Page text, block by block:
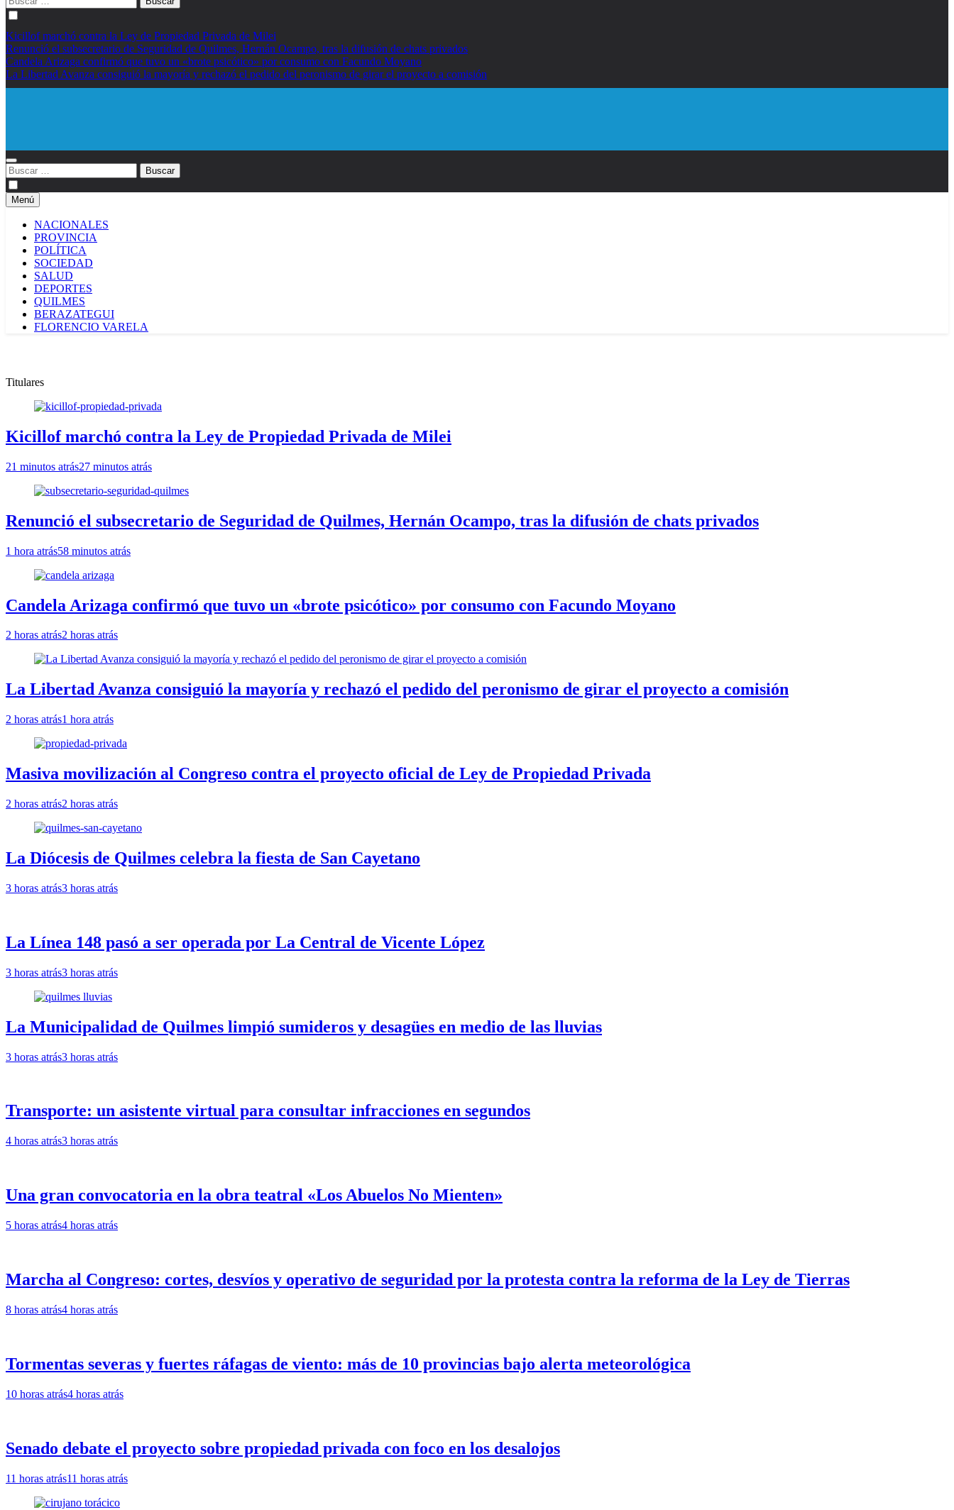
Kicillof marchó contra la Ley de Propiedad Privada de Milei
Renunció el subsecretario de Seguridad de Quilmes, Hernán Ocampo, tras la difusión de chats privados
Candela Arizaga confirmó que tuvo un «brote psicótico» por consumo con Facundo Moyano
La Libertad Avanza consiguió la mayoría y rechazó el pedido del peronismo de girar el proyecto a comisión
Buscar:
Menú
NACIONALES
PROVINCIA
POLÍTICA
SOCIEDAD
SALUD
DEPORTES
QUILMES
BERAZATEGUI
FLORENCIO VARELA
Titulares
Kicillof marchó contra la Ley de Propiedad Privada de Milei
21 minutos atrás27 minutos atrás
Renunció el subsecretario de Seguridad de Quilmes, Hernán Ocampo, tras la difusión de chats privados
1 hora atrás58 minutos atrás
Candela Arizaga confirmó que tuvo un «brote psicótico» por consumo con Facundo Moyano
2 horas atrás2 horas atrás
La Libertad Avanza consiguió la mayoría y rechazó el pedido del peronismo de girar el proyecto a comisión
2 horas atrás1 hora atrás
Masiva movilización al Congreso contra el proyecto oficial de Ley de Propiedad Privada
2 horas atrás2 horas atrás
La Diócesis de Quilmes celebra la fiesta de San Cayetano
3 horas atrás3 horas atrás
La Línea 148 pasó a ser operada por La Central de Vicente López
3 horas atrás3 horas atrás
La Municipalidad de Quilmes limpió sumideros y desagües en medio de las lluvias
3 horas atrás3 horas atrás
Transporte: un asistente virtual para consultar infracciones en segundos
4 horas atrás3 horas atrás
Una gran convocatoria en la obra teatral «Los Abuelos No Mienten»
5 horas atrás4 horas atrás
Marcha al Congreso: cortes, desvíos y operativo de seguridad por la protesta contra la reforma de la Ley de Tierras
8 horas atrás4 horas atrás
Tormentas severas y fuertes ráfagas de viento: más de 10 provincias bajo alerta meteorológica
10 horas atrás4 horas atrás
Senado debate el proyecto sobre propiedad privada con foco en los desalojos
11 horas atrás11 horas atrás